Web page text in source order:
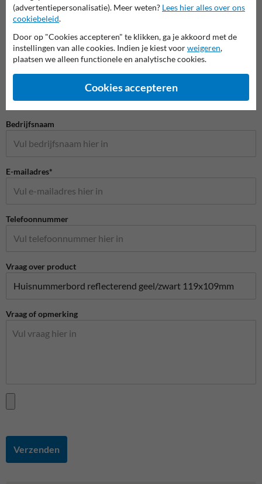
Stel je vraag aan Huisnummerpaal.be
Naam*
Bedrijfsnaam
E-mailadres*
Telefoonnummer
Vraag over product
Vraag of opmerking
Verzenden
(advertentiepersonalisatie). Meer weten? Lees hier alles over ons
cookiebeleid.
Door op "Cookies accepteren" te klikken, ga je akkoord met de
instellingen van alle cookies. Indien je kiest voorweigeren,
plaatsen we alleen functionele en analytische cookies.
Cookies accepteren